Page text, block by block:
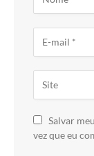
Salvar
vez que eu